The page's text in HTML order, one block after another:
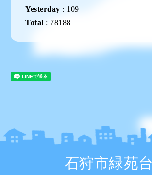
Yesterday : 109
Total : 78188
石狩市緑苑台